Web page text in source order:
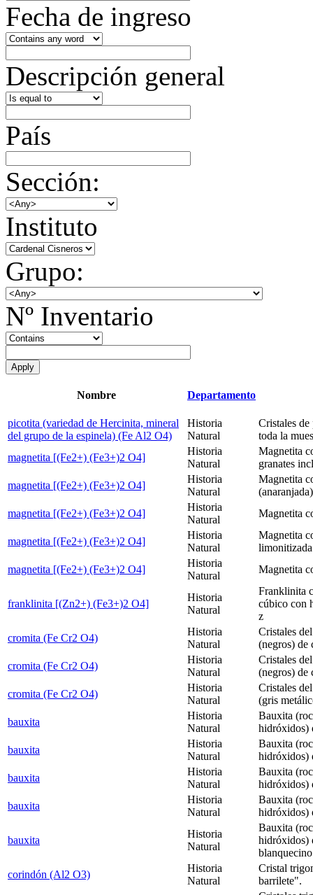
Fecha de ingreso
Descripción general
País
Sección:
Instituto
Grupo:
Nº Inventario
Nombre Departamento
picotita (variedad de Hercinita, mineral
del grupo de la espinela) (Fe Al2 O4)
Historia
Natural
Cristales
toda la
magnetita [(Fe2+) (Fe3+)2 O4]
Historia
Natural
Magnetita
granates
magnetita [(Fe2+) (Fe3+)2 O4]
Historia
Natural
Magnetita
magnetita [(Fe2+) (Fe3+)2 O4]
Historia
Natural
Magnetita
magnetita [(Fe2+) (Fe3+)2 O4]
Historia
Natural
Magnetita
magnetita [(Fe2+) (Fe3+)2 O4]
Historia
Natural
Magnetita
franklinita [(Zn2+) (Fe3+)2 O4]
Historia
Natural
Franklinita
cúbico con
z
cromita (Fe Cr2 O4)
Historia
Natural
Cristales
(negros) de
cromita (Fe Cr2 O4)
Historia
Natural
Cristales
(negros) de
cromita (Fe Cr2 O4)
Historia
Natural
Cristales
(gris
bauxita
Historia
Natural
Bauxita
hidróxidos)
bauxita
Historia
Natural
Bauxita
hidróxidos)
bauxita
Historia
Natural
Bauxita
hidróxidos)
bauxita
Historia
Natural
Bauxita
hidróxidos)
bauxita
Historia
Natural
Bauxita
hidróxidos)
blanquecino
corindón (Al2 O3)
Historia
Natural
Cristal
barrilete".